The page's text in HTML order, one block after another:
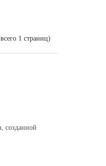
1 страниц)
созданной